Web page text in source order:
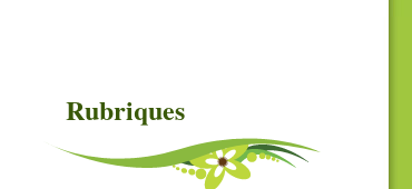
Rubriques